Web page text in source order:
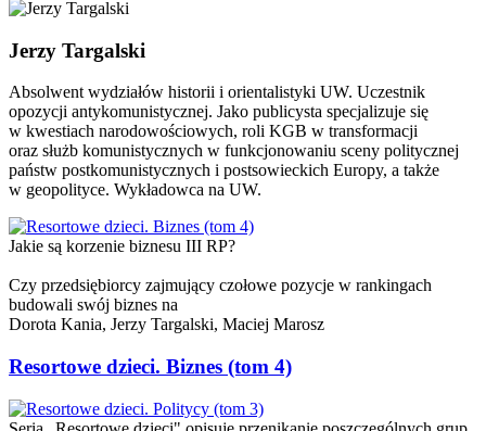
Jerzy Targalski
Absolwent wydziałów historii i orientalistyki UW. Uczestnik
opozycji antykomunistycznej. Jako publicysta specjalizuje się
w kwestiach narodowościowych, roli KGB w transformacji
oraz służb komunistycznych w funkcjonowaniu sceny politycznej
państw postkomunistycznych i postsowieckich Europy, a także
w geopolityce. Wykładowca na UW.
Jakie są korzenie biznesu III RP?
Czy przedsiębiorcy zajmujący czołowe pozycje w rankingach
budowali swój biznes na
Dorota Kania, Jerzy Targalski, Maciej Marosz
Resortowe dzieci. Biznes (tom 4)